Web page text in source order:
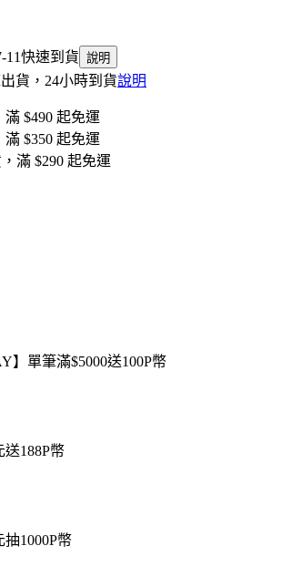
11快速到貨 說明
貨，24小時到貨說明
$490 起免運
$350 起免運
滿 $290 起免運
】單筆滿$5000送100P幣
送188P幣
抽1000P幣